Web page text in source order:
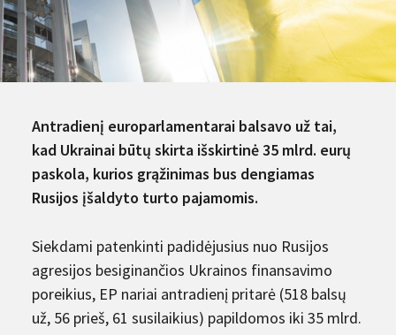
Antradienį europarlamentarai balsavo už tai,
kad Ukrainai būtų skirta išskirtinė 35 mlrd. eurų
paskola, kurios grąžinimas bus dengiamas
Rusijos įšaldyto turto pajamomis.
Siekdami patenkinti padidėjusius nuo Rusijos
agresijos besiginančios Ukrainos finansavimo
poreikius, EP nariai antradienį pritarė (518 balsų
už, 56 prieš, 61 susilaikius) papildomos iki 35 mlrd.